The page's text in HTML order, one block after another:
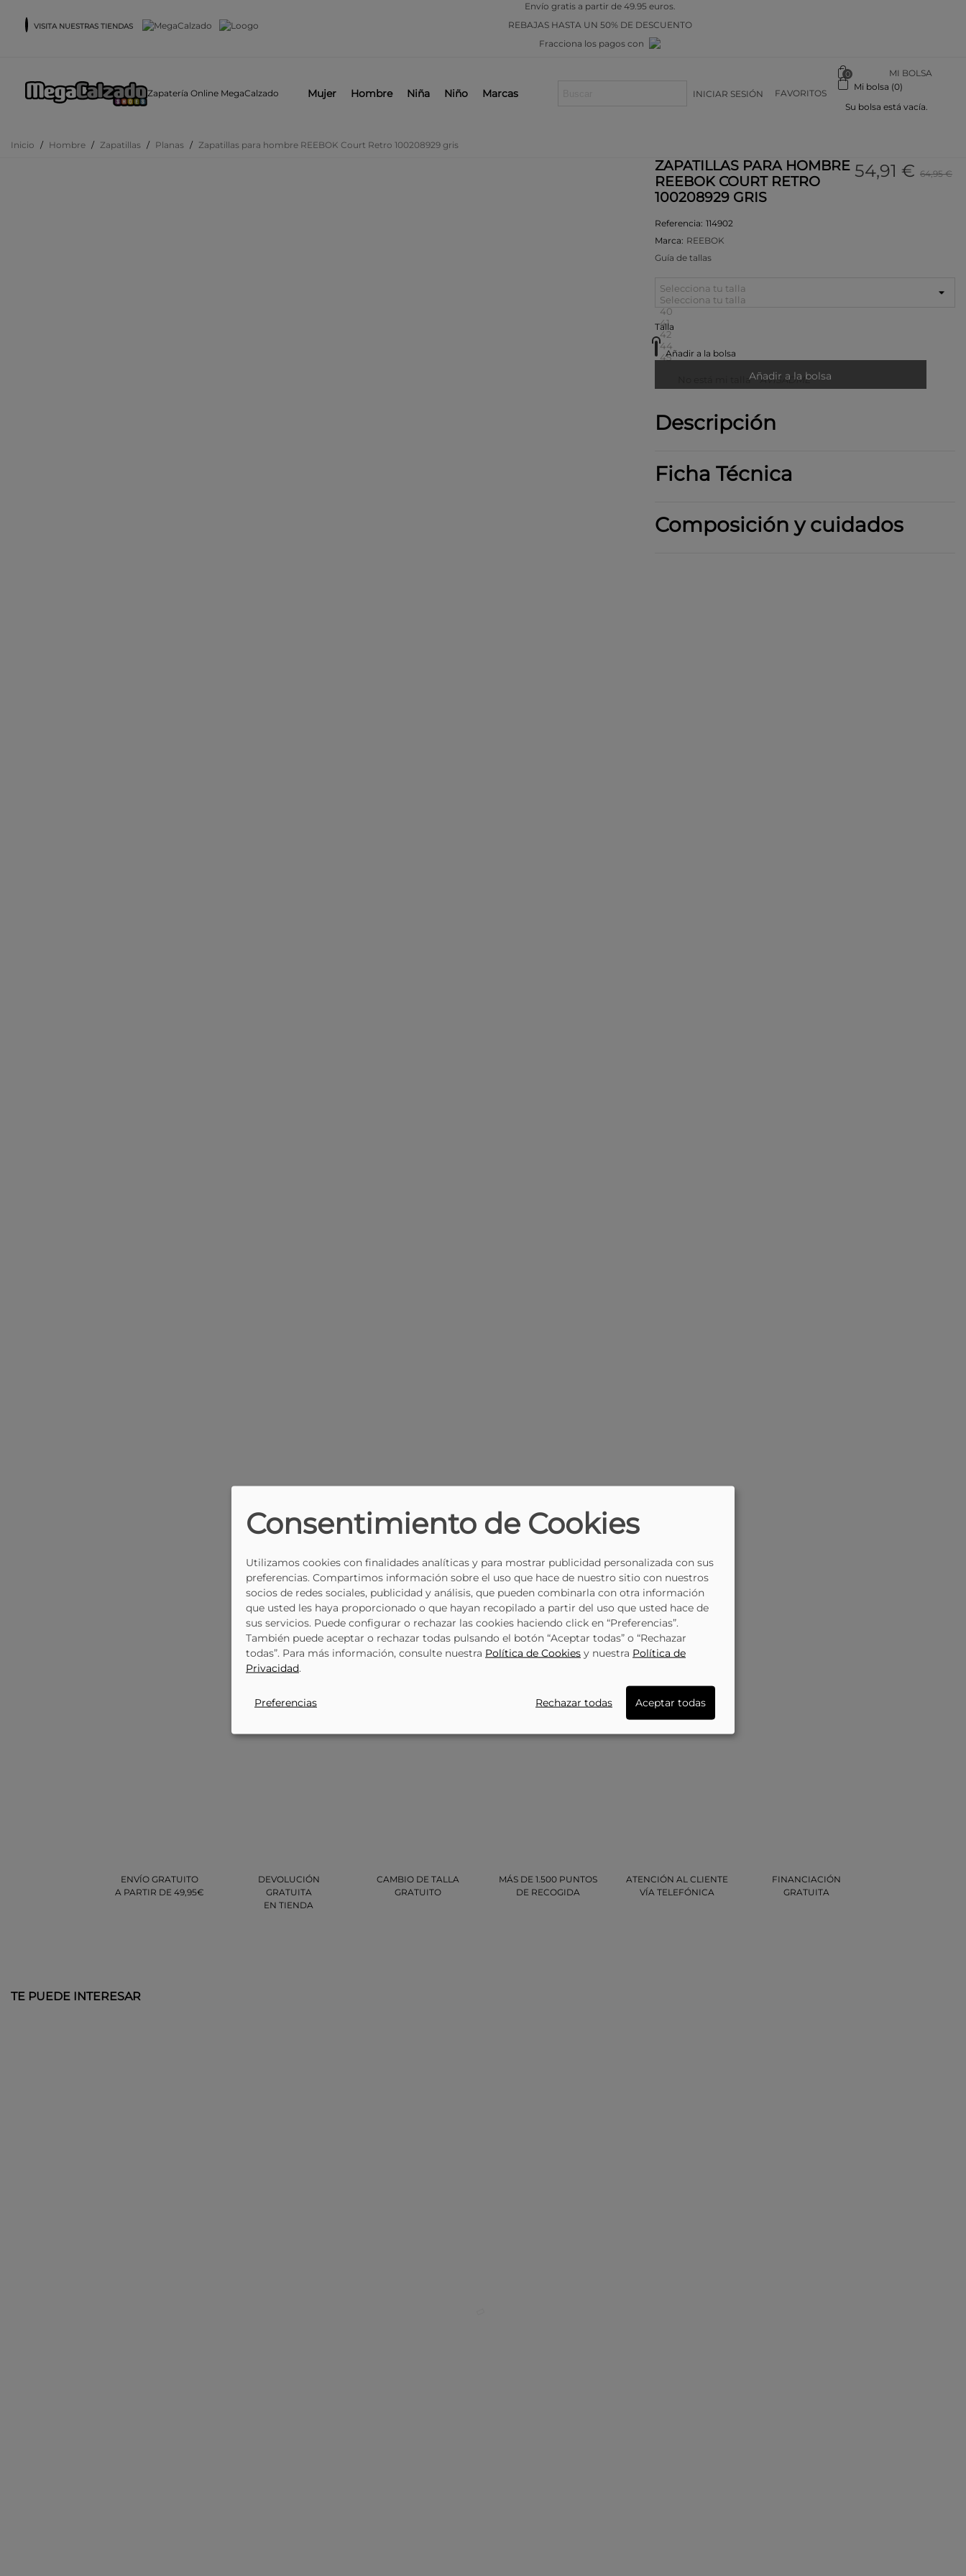
VISITA NUESTRAS TIENDAS
Envío gratis a partir de 49.95 euros.
REBAJAS HASTA UN 50% DE DESCUENTO
Fracciona los pagos con
Zapatería Online MegaCalzado Mujer Hombre Niña Niño Marcas INICIAR SESIÓN FAVORITOS
0
MI BOLSA
Mi bolsa (0)
Su bolsa está vacía.
Inicio / Hombre / Zapatillas / Planas / Zapatillas para hombre REEBOK Court Retro 100208929 gris
ZAPATILLAS PARA HOMBRE
REEBOK COURT RETRO
100208929 GRIS
Referencia: 114902
Marca: REEBOK
54,91 € 64,95 €
Guía de tallas
Selecciona tu talla
Selecciona tu talla
40
41
42
44
45
No está mi talla
AVISADME
Talla
Añadir a la bolsa
Añadir a la bolsa
Descripción
Ficha Técnica
Composición y cuidados
ENVÍO GRATUITO
A PARTIR DE 49,95€
DEVOLUCIÓN
GRATUITA
EN TIENDA
CAMBIO DE TALLA
GRATUITO
MÁS DE 1.500 PUNTOS
DE RECOGIDA
ATENCIÓN AL CLIENTE
VÍA TELEFÓNICA
FINANCIACIÓN
GRATUITA
TE PUEDE INTERESAR
Consentimiento de Cookies
Utilizamos cookies con finalidades analíticas y para mostrar publicidad personalizada con sus
preferencias. Compartimos información sobre el uso que hace de nuestro sitio con nuestros
socios de redes sociales, publicidad y análisis, que pueden combinarla con otra información
que usted les haya proporcionado o que hayan recopilado a partir del uso que usted hace de
sus servicios. Puede configurar o rechazar las cookies haciendo click en “Preferencias”.
También puede aceptar o rechazar todas pulsando el botón “Aceptar todas” o “Rechazar
todas”. Para más información, consulte nuestra Política de Cookies y nuestra Política de
Privacidad.
Preferencias Rechazar todas Aceptar todas